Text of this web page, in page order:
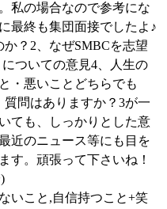
私の場合なので参考にな
最終も集団面接でしたよ♪
？2、なぜSMBCを志望
ついての意見4、人生の
・悪いことどちらでも
問はありますか？3が一
ても、しっかりとした意
近のニュース等にも目を
す。頑張って下さいね！
いこと,自信持つこと+笑